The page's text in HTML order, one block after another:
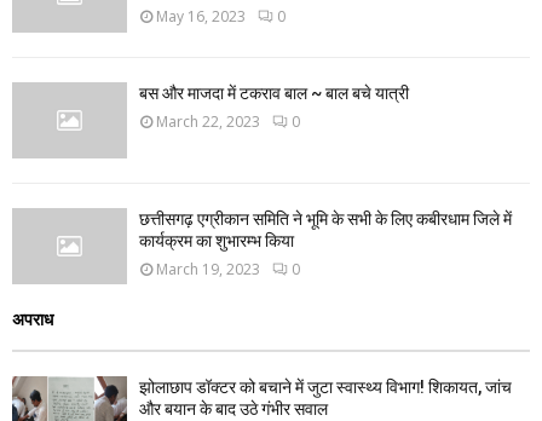
May 16, 2023 0
बस और माजदा में टकराव बाल ~ बाल बचे यात्री
March 22, 2023 0
छत्तीसगढ़ एग्रीकान समिति ने भूमि के सभी के लिए कबीरधाम जिले में
कार्यक्रम का शुभारम्भ किया
March 19, 2023 0
अपराध
झोलाछाप डॉक्टर को बचाने में जुटा स्वास्थ्य विभाग! शिकायत, जांच
और बयान के बाद उठे गंभीर सवाल